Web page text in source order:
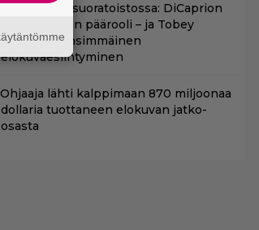
Huippuleffa suoratoistossa: DiCaprion
ensimmäinen päärooli – ja Tobey
Maguiren ensimmäinen
elokuvaesiintyminen
Ohjaaja lähti kalppimaan 870 miljoonaa
dollaria tuottaneen elokuvan jatko-
osasta